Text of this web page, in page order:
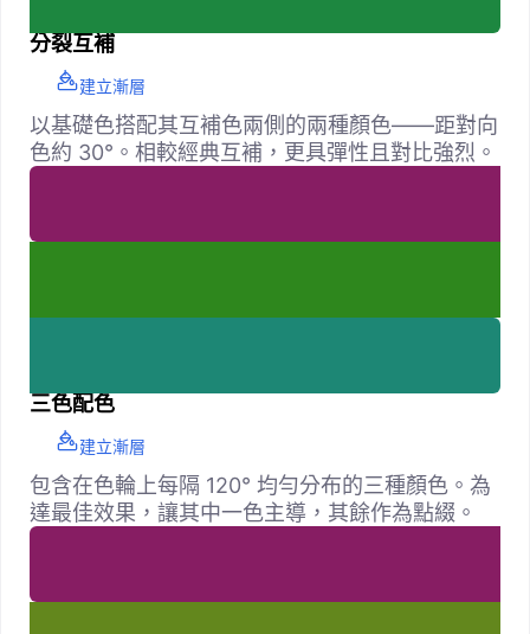
分裂互補
建立漸層
以基礎色搭配其互補色兩側的兩種顏色——距對向
色約 30°。相較經典互補，更具彈性且對比強烈。
三色配色
建立漸層
包含在色輪上每隔 120° 均勻分布的三種顏色。為
達最佳效果，讓其中一色主導，其餘作為點綴。